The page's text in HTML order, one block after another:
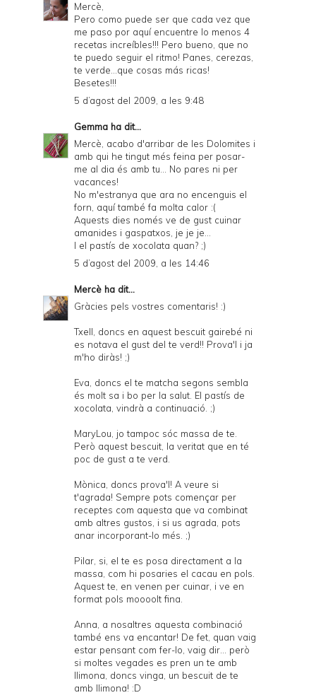
Mercè,
Pero como puede ser que cada vez que
me paso por aquí encuentre lo menos 4
recetas increíbles!!! Pero bueno, que no
te puedo seguir el ritmo! Panes, cerezas,
te verde...que cosas más ricas!
Besetes!!!
5 d’agost del 2009, a les 9:48
Gemma ha dit...
Mercè, acabo d'arribar de les Dolomites i
amb qui he tingut més feina per posar-
me al dia és amb tu... No pares ni per
vacances!
No m'estranya que ara no encenguis el
forn, aquí també fa molta calor :(
Aquests dies només ve de gust cuinar
amanides i gaspatxos, je je je...
I el pastís de xocolata quan? ;)
5 d’agost del 2009, a les 14:46
Mercè ha dit...
Gràcies pels vostres comentaris! :)
Txell, doncs en aquest bescuit gairebé ni
es notava el gust del te verd!! Prova'l i ja
m'ho diràs! ;)
Eva, doncs el te matcha segons sembla
és molt sa i bo per la salut. El pastís de
xocolata, vindrà a continuació. ;)
MaryLou, jo tampoc sóc massa de te.
Però aquest bescuit, la veritat que en té
poc de gust a te verd.
Mònica, doncs prova'l! A veure si
t'agrada! Sempre pots començar per
receptes com aquesta que va combinat
amb altres gustos, i si us agrada, pots
anar incorporant-lo més. ;)
Pilar, si, el te es posa directament a la
massa, com hi posaries el cacau en pols.
Aquest te, en venen per cuinar, i ve en
format pols moooolt fina.
Anna, a nosaltres aquesta combinació
també ens va encantar! De fet, quan vaig
estar pensant com fer-lo, vaig dir... però
si moltes vegades es pren un te amb
llimona, doncs vinga, un bescuit de te
amb llimona! :D